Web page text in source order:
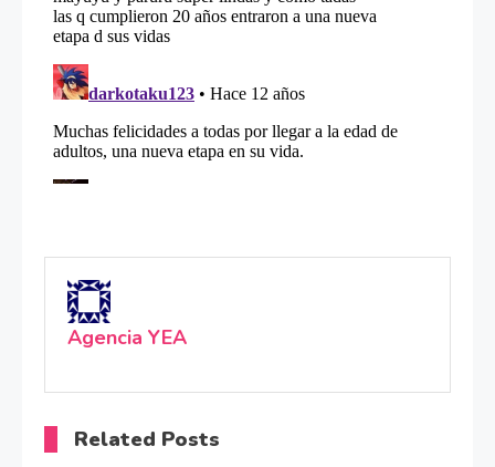
Agencia YEA
Related Posts